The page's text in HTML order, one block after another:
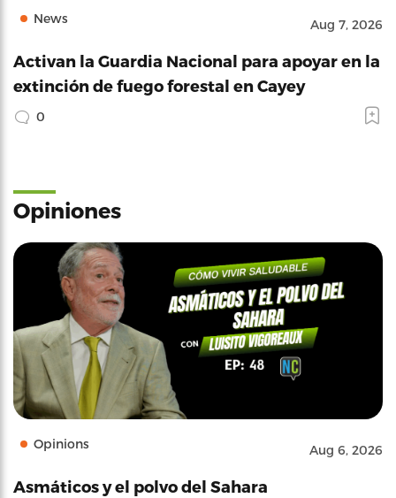
News Aug 7, 2026
Activan la Guardia Nacional para apoyar en la
extinción de fuego forestal en Cayey
0
Opiniones
Opinions Aug 6, 2026
Asmáticos y el polvo del Sahara